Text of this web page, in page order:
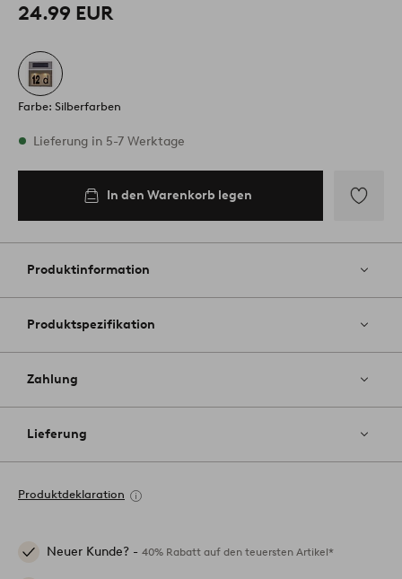
24.99 EUR
Farbe: Silberfarben
Vorrätig
Lieferung in 5-7 Werktage
In den Warenkorb legen
Favoriten
Produktinformation
Produktspezifikation
Zahlung
Lieferung
Produktdeklaration
Neuer Kunde? - 40% Rabatt auf den teuersten Artikel*